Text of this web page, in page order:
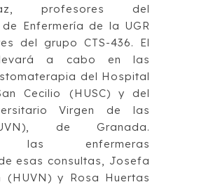
profesores del
Enfermería de la UGR
del grupo CTS-436. El
a cabo en las
del Hospital
Cecilio (HUSC) y del
Virgen de las
de Granada.
las enfermeras
esas consultas, Josefa
(HUVN) y Rosa Huertas